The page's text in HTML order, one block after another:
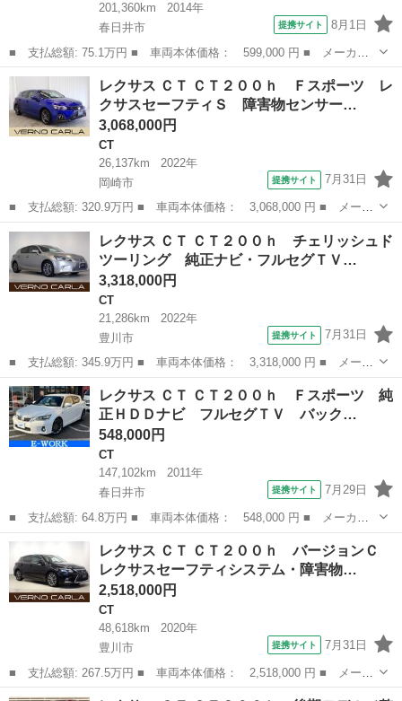
201,360km
2014年
春日井市
提携サイト 8月1日
■ 支払総額: 75.1万円 ■ 車両本体価格： 599,000 円 ■ メーカー
名： レクサス ■ 車種名： ＣＴ ■ グレード名： ＣＴ２００
ｈ バージョンＣ プリクラッシュセーフティ レーダークルーズコ
ントロール ス...
愛知 春日井市
レクサス ＣＴ ＣＴ２００ｈ Ｆスポーツ レ
クサスセーフティＳ 障害物センサー…
3,068,000円
CT
26,137km
2022年
岡崎市
提携サイト 7月31日
■ 支払総額: 320.9万円 ■ 車両本体価格： 3,068,000 円 ■ メーカ
ー名： レクサス ■ 車種名： ＣＴ ■ グレード名： ＣＴ２００
ｈ Ｆスポーツ レクサスセーフティＳ 障害物センサー Ｐシー
ト シート...
愛知 岡崎市 CT
レクサス ＣＴ ＣＴ２００ｈ チェリッシュド
ツーリング 純正ナビ・フルセグＴＶ…
3,318,000円
CT
21,286km
2022年
豊川市
提携サイト 7月31日
■ 支払総額: 345.9万円 ■ 車両本体価格： 3,318,000 円 ■ メーカ
ー名： レクサス ■ 車種名： ＣＴ ■ グレード名： ＣＴ２００
ｈ チェリッシュドツーリング 純正ナビ・フルセグＴＶ・ＣＤ／Ｄ
ＶＤ再生...
愛知 豊川市 CT
レクサス ＣＴ ＣＴ２００ｈ Ｆスポーツ 純
正ＨＤＤナビ フルセグＴＶ バック…
548,000円
CT
147,102km
2011年
春日井市
提携サイト 7月29日
■ 支払総額: 64.8万円 ■ 車両本体価格： 548,000 円 ■ メーカー
名： レクサス ■ 車種名： ＣＴ ■ グレード名： ＣＴ２００
ｈ Ｆスポーツ 純正ＨＤＤナビ フルセグＴＶ バックカメラ ド
ラレコ前後 Ｅ...
春日井市
レクサス ＣＴ ＣＴ２００ｈ バージョンＣ
レクサスセーフティシステム・障害物…
2,518,000円
CT
48,618km
2020年
豊川市
提携サイト 7月31日
■ 支払総額: 267.5万円 ■ 車両本体価格： 2,518,000 円 ■ メーカ
ー名： レクサス ■ 車種名： ＣＴ ■ グレード名： ＣＴ２００
愛知 豊川市 CT